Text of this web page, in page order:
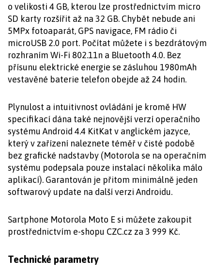
o velikosti 4 GB, kterou lze prostřednictvím micro
SD karty rozšířit až na 32 GB. Chybět nebude ani
5MPx fotoaparát, GPS navigace, FM rádio či
microUSB 2.0 port. Počítat můžete i s bezdrátovým
rozhraním Wi-Fi 802.11n a Bluetooth 4.0. Bez
přísunu elektrické energie se zásluhou 1980mAh
vestavěné baterie telefon obejde až 24 hodin.
Plynulost a intuitivnost ovládání je kromě HW
specifikací dána také nejnovější verzí operačního
systému Android 4.4 KitKat v anglickém jazyce,
který v zařízení naleznete téměř v čisté podobě
bez grafické nadstavby (Motorola se na operačním
systému podepsala pouze instalací několika málo
aplikací). Garantován je přitom minimálně jeden
softwarový update na další verzi Androidu.
Sartphone Motorola Moto E si můžete zakoupit
prostřednictvím e-shopu CZC.cz za 3 999 Kč.
Technické parametry